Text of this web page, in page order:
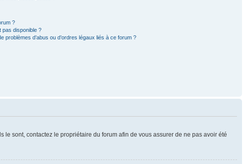
?
pas disponible ?
problèmes d’abus ou d’ordres légaux liés à ce forum ?
le sont, contactez le propriétaire du forum afin de vous assurer de ne pas avoir été